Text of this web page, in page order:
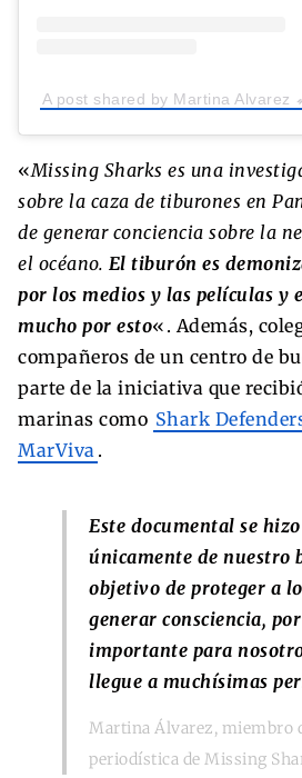
A post shared by Martina Alvarez
«Missing Sharks es una
sobre la caza de tiburones en
de generar conciencia sobre la
el océano. El tiburón es
por los medios y las películas y
mucho por esto«. Además,
compañeros de un centro de
parte de la iniciativa que
marinas como Shark
MarViva .
Este documental se
únicamente de nuestro
objetivo de proteger a
generar consciencia,
importante para
llegue a muchísimas
Martina Álvarez, miembro
periodística de Missing